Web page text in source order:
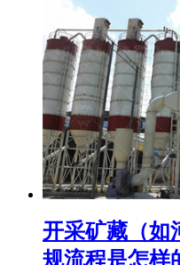
开采矿藏（如
规流程是怎样